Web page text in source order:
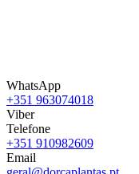
WhatsApp
+351 963074018
Viber
Telefone
+351 910982609
Email